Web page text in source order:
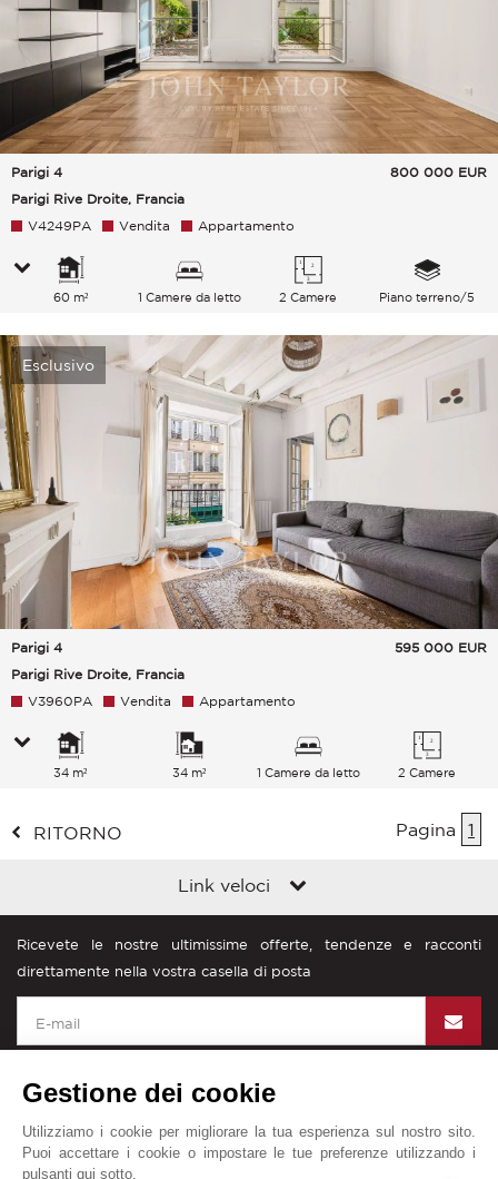
Parigi 4
Parigi Rive Droite, Francia
800 000 EUR
V4249PA Vendita Appartamento
60 m² 1 Camere da letto 2 Camere Piano terreno/5
Esclusivo
Parigi 4
Parigi Rive Droite, Francia
595 000 EUR
V3960PA Vendita Appartamento
34 m² 34 m² 1 Camere da letto 2 Camere
RITORNO Pagina 1
Link veloci
Ricevete le nostre ultimissime offerte, tendenze e racconti
direttamente nella vostra casella di posta
John Taylor nel mondo
Gestione dei cookie
Utilizziamo i cookie per migliorare la tua esperienza sul nostro sito.
Puoi accettare i cookie o impostare le tue preferenze utilizzando i
pulsanti qui sotto.